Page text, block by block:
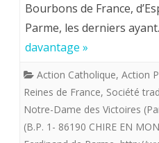
DE
LOUIS
fevrier
1638)
Bourbons de France,
Parme, les derniers
davantage »
Action Catholique, Action
Reines de France, Société
Notre-Dame des Victoires
(B.P. 1- 86190 CHIRE EN